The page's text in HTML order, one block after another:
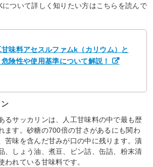
について詳しく知りたい方はこちらを読んで
甘味料アセスルファムk（カリウム）と
危険性や使用基準について解説！
るサッカリンは、人工甘味料の中で最も歴
ます。砂糖の700倍の甘さがあるにも関わ
苦味を含んだ甘みが口の中に残ります。漬
、しょう油、煮豆、ビン詰、缶詰、粉末清
われている甘味料です。